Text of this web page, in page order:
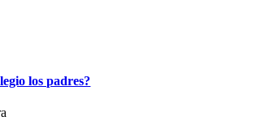
los padres?